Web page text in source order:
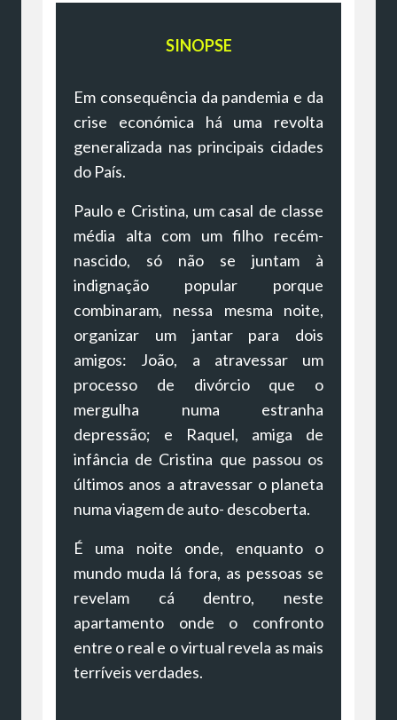
SINOPSE
Em consequência da pandemia e da
crise económica há uma revolta
generalizada nas principais cidades
do País.
Paulo e Cristina, um casal de classe
média alta com um filho recém-
nascido, só não se juntam à
indignação popular porque
combinaram, nessa mesma noite,
organizar um jantar para dois
amigos: João, a atravessar um
processo de divórcio que o
mergulha numa estranha
depressão; e Raquel, amiga de
infância de Cristina que passou os
últimos anos a atravessar o planeta
numa viagem de auto- descoberta.
É uma noite onde, enquanto o
mundo muda lá fora, as pessoas se
revelam cá dentro, neste
apartamento onde o confronto
entre o real e o virtual revela as mais
terríveis verdades.